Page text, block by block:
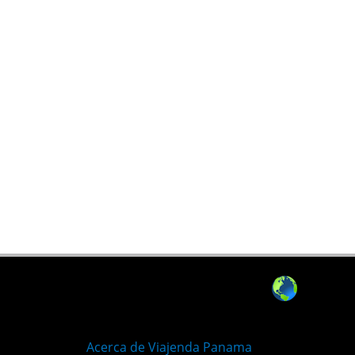
Acerca de Viajenda Panama